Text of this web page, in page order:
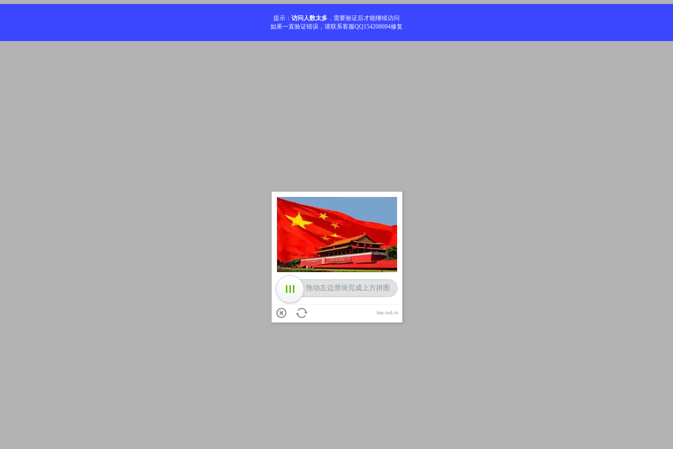
提示： 访问人数太多 ，需要验证后才能继续访问
如果一直验证错误，请联系客服QQ154208694修复
加载中
拖动左边滑块完成上方拼图
hao.sud.cn